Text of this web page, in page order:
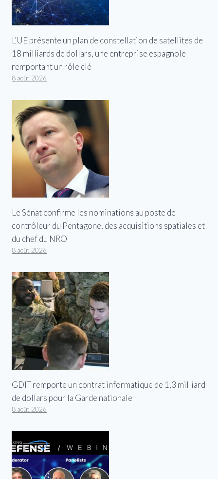
L’UE présente un plan de constellation de satellites de
18 milliards de dollars, une entreprise espagnole
remportant un rôle clé
8 août 2026
Le Sénat confirme les nominations au poste de
contrôleur du Pentagone, des acquisitions spatiales et
du chef du NRO
8 août 2026
GDIT remporte un contrat informatique de 1,3 milliard
de dollars pour la Garde nationale
8 août 2026